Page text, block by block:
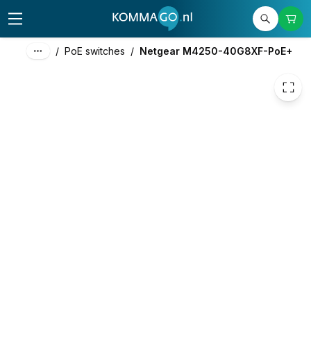
/ PoE switches / Netgear M4250-40G8XF-PoE+
excl. btw